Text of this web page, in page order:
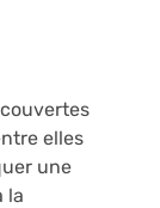
elles
une
la